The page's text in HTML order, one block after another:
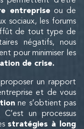
entrepriseou de
sociaux, les forums
de tout type de
négatifs, nous
pour minimiser les
de crise.
un rapport
et de vous
ne s’obtient pas
un processus
stratégies à long